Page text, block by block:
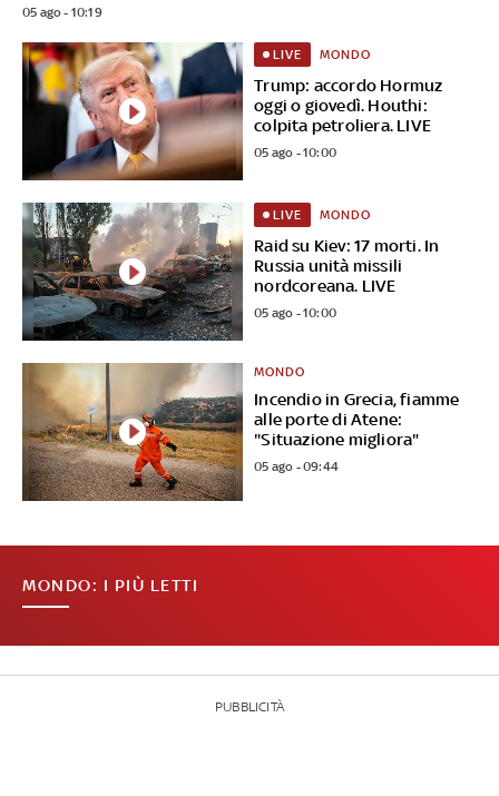
05 ago - 10:19
Trump: accordo Hormuz
oggi o giovedì. Houthi:
colpita petroliera. LIVE
LIVE MONDO
05 ago - 10:00
Raid su Kiev: 17 morti. In
Russia unità missili
nordcoreana. LIVE
LIVE MONDO
05 ago - 10:00
Incendio in Grecia, fiamme
alle porte di Atene:
"Situazione migliora"
MONDO
05 ago - 09:44
MONDO: I PIÙ LETTI
PUBBLICITÀ